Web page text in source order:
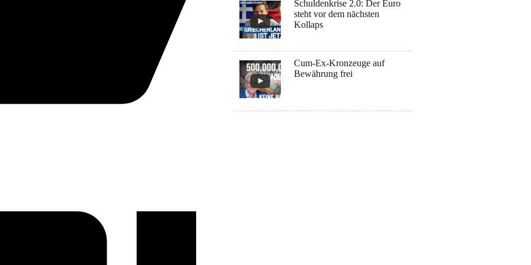
Schuldenkrise 2.0: Der Euro
steht vor dem nächsten
Kollaps
Cum-Ex-Kronzeuge auf
Bewährung frei